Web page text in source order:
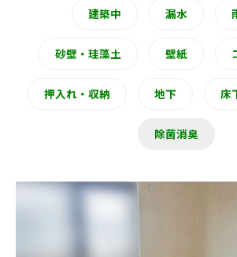
建築中 漏水
砂壁・珪藻土 壁紙
押入れ・収納 地下 床
除菌消臭